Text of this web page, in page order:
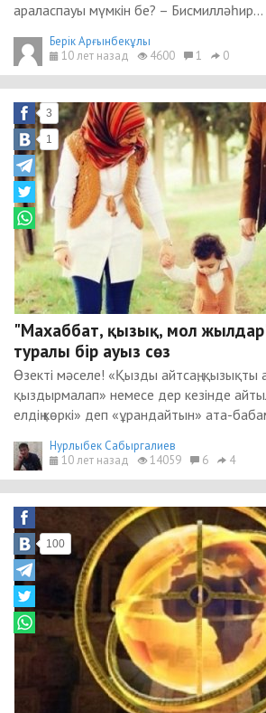
араласпауы мүмкін бе? – Бисмилләһир...
Берік Арғынбекұлы
10 лет назад
4600 1 0
3
1
"Махаббат, қызық, мол
туралы бір ауыз сөз
Өзекті мәселе! «Қызды айтсаң, қызықты
қыздырмалап» немесе дер кезінде
елдің көркі» деп «ұрандайтын» ата-
Нурлыбек Сабыргалиев
10 лет назад
14059 6 4
100